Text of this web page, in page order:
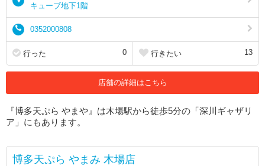
キューブ地下1階
0352000808
行った 0 行きたい 13
店舗の詳細はこちら
『博多天ぷら やまや』は木場駅から徒歩5分の「深川ギャザリ
ア」にもあります。
博多天ぷら やまみ 木場店